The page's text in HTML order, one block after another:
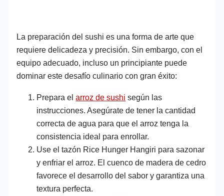
La preparación del sushi es una forma de arte que
requiere delicadeza y precisión. Sin embargo, con el
equipo adecuado, incluso un principiante puede
dominar este desafío culinario con gran éxito:
Prepara elarroz de sushi según las
instrucciones. Asegúrate de tener la cantidad
correcta de agua para que el arroz tenga la
consistencia ideal para enrollar.
Use el tazón Rice Hunger Hangiri para sazonar
y enfriar el arroz. El cuenco de madera de cedro
favorece el desarrollo del sabor y garantiza una
textura perfecta.